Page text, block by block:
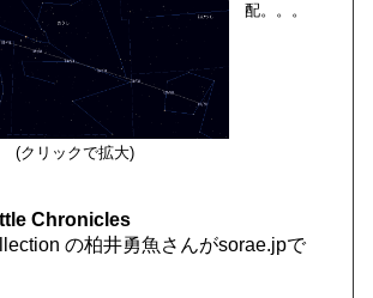
(クリックで拡大)
配。。。
Chronicles
の柏井勇魚さんがsorae.jpで